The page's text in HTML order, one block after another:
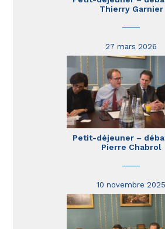
Thierry Garnier
27 mars 2026
Petit-déjeuner –
Pierre Chabrol
10 novembre 2025